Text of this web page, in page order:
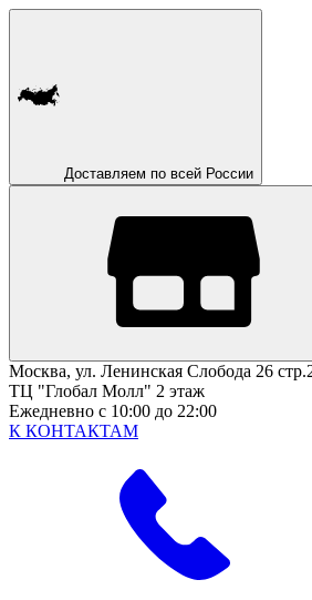
Доставляем по всей России
Москва, ул. Ленинская Слобода 26
ТЦ "Глобал Молл" 2 этаж
Ежедневно с 10:00 до 22:00
К КОНТАКТАМ